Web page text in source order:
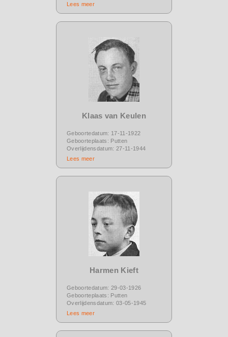
Lees meer
Klaas van Keulen
Geboortedatum: 17-11-1922
Geboorteplaats: Putten
Overlijdensdatum: 27-11-1944
Lees meer
Harmen Kieft
Geboortedatum: 29-03-1926
Geboorteplaats: Putten
Overlijdensdatum: 03-05-1945
Lees meer